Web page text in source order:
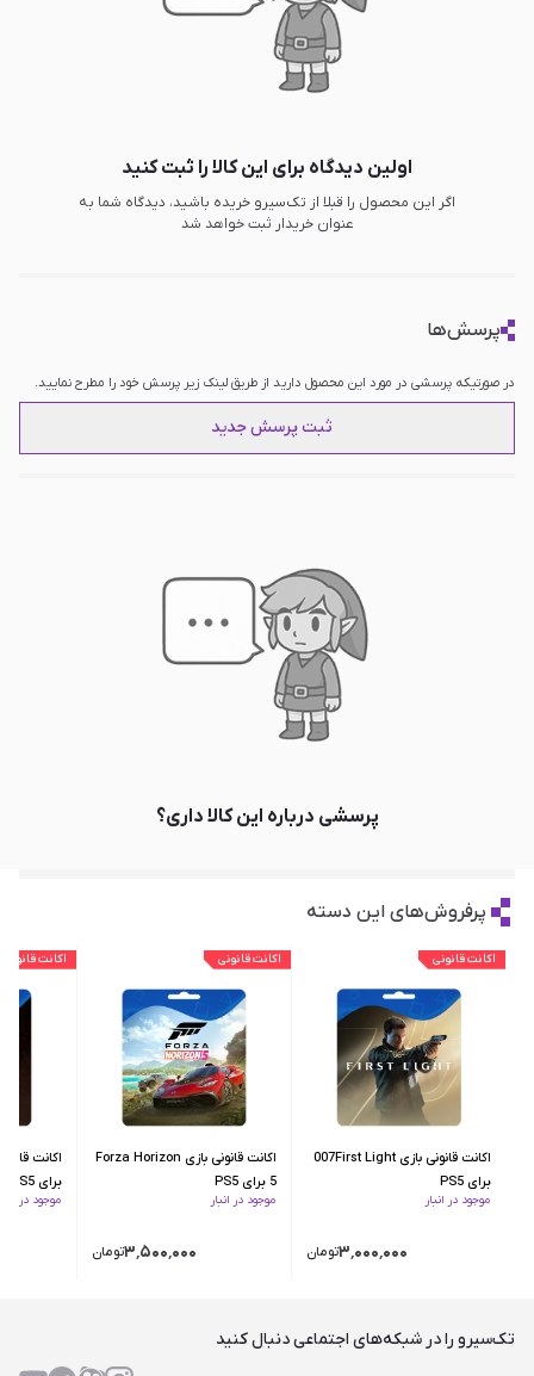
اولین دیدگاه برای این کالا را ثبت کنید
اگر این محصول را قبلا از تک‌سیرو خریده باشید، دیدگاه شما به
عنوان خریدار ثبت خواهد شد
پرسش‌ها
در صورتیکه پرسشی در مورد این محصول دارید از طریق لینک زیر پرسش خود را مطرح نمایید.
ثبت پرسش جدید
پرسشی درباره این کالا داری؟
پرفروش‌های این دسته
اکانت قانونی
اکانت قانونی بازی 007First Light
برای PS5
موجود در انبار
۳٬۰۰۰٬۰۰۰تومان
اکانت قانونی
اکانت قانونی بازی Forza Horizon
5 برای PS5
موجود در انبار
۳٬۵۰۰٬۰۰۰تومان
اکانت قانونی
برای PS5
موجود در
تک‌سیرو را در شبکه‌های اجتماعی دنبال کنید